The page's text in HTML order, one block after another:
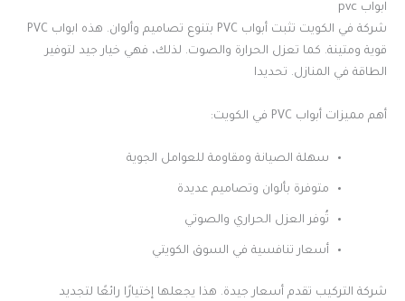
ابواب pvc
شركة في الكويت تثبت أبواب PVC بتنوع تصاميم وألوان. هذه ابواب PVC
قوية ومتينة. كما تعزل الحرارة والصوت. لذلك، فهي خيار جيد لتوفير
الطاقة في المنازل. تحديدا
أهم مميزات أبواب PVC في الكويت:
سهلة الصيانة ومقاومة للعوامل الجوية
متوفرة بألوان وتصاميم عديدة
تُوفر العزل الحراري والصوتي
أسعار تنافسية في السوق الكويتي
شركة التركيب تقدم أسعار جيدة. هذا يجعلها إختيارًا رائعًا لتجديد